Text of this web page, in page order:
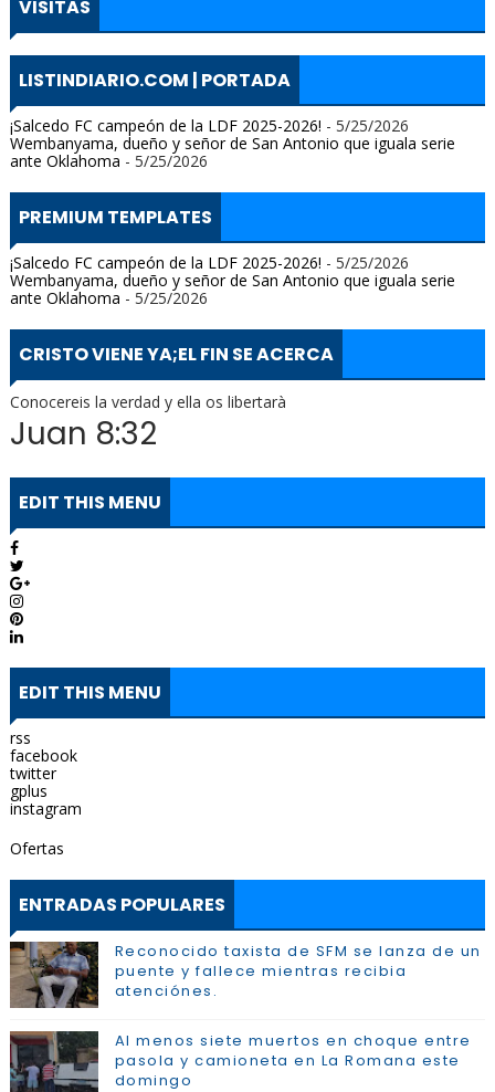
VISITAS
LISTINDIARIO.COM | PORTADA
¡Salcedo FC campeón de la LDF 2025-2026! - 5/25/2026
Wembanyama, dueño y señor de San Antonio que iguala serie
ante Oklahoma - 5/25/2026
PREMIUM TEMPLATES
¡Salcedo FC campeón de la LDF 2025-2026! - 5/25/2026
Wembanyama, dueño y señor de San Antonio que iguala serie
ante Oklahoma - 5/25/2026
CRISTO VIENE YA;EL FIN SE ACERCA
Conocereis la verdad y ella os libertarà
Juan 8:32
EDIT THIS MENU
EDIT THIS MENU
rss
facebook
twitter
gplus
instagram
Ofertas
ENTRADAS POPULARES
Reconocido taxista de SFM se lanza de un
puente y fallece mientras recibia
atenciónes.
Al menos siete muertos en choque entre
pasola y camioneta en La Romana este
domingo